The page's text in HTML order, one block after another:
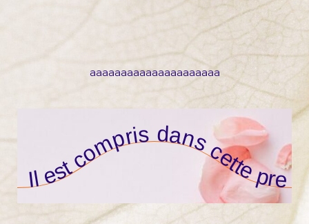
aaaaaaaaaaaaaaaaaaaaa
Il est compris dans cette prestation :